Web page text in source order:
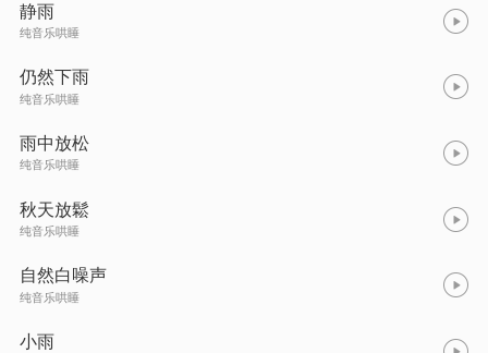
静雨
纯音乐哄睡
仍然下雨
纯音乐哄睡
雨中放松
纯音乐哄睡
秋天放鬆
纯音乐哄睡
自然白噪声
纯音乐哄睡
小雨